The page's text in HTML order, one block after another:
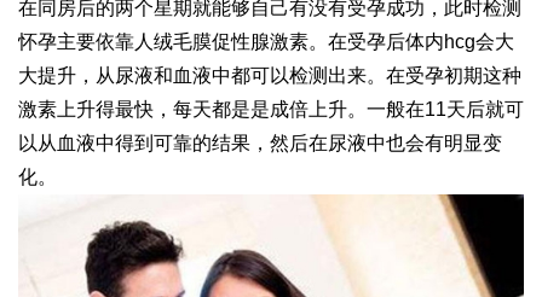
在同房后的两个星期就能够自己有没有受孕成功，此时检测
怀孕主要依靠人绒毛膜促性腺激素。在受孕后体内hcg会大
大提升，从尿液和血液中都可以检测出来。在受孕初期这种
激素上升得最快，每天都是是成倍上升。一般在11天后就可
以从血液中得到可靠的结果，然后在尿液中也会有明显变
化。